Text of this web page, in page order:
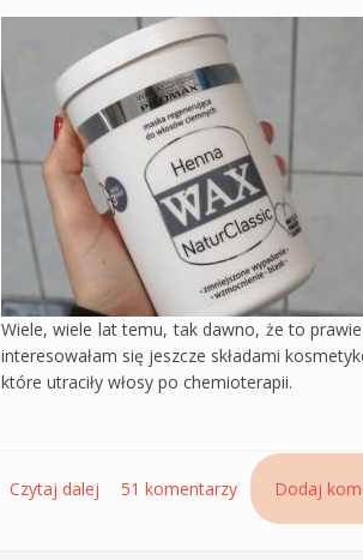
Wiele, wiele lat temu, tak dawno, że to
interesowałam się jeszcze składami
które utraciły włosy po chemioterapii.
Czytaj dalej wpis Maska Henna Wax
51 komentarzy Dodaj